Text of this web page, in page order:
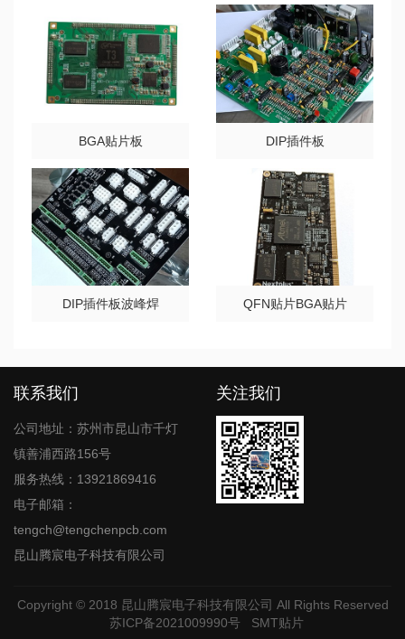
BGA贴片板 DIP插件板
DIP插件板波峰焊 QFN贴片BGA贴片
联系我们
公司地址：苏州市昆山市千灯
镇善浦西路156号
服务热线：13921869416
电子邮箱：
tengch@tengchenpcb.com
昆山腾宸电子科技有限公司
关注我们
Copyright © 2018 昆山腾宸电子科技有限公司 All Rights Reserved
苏ICP备2021009990号
SMT贴片